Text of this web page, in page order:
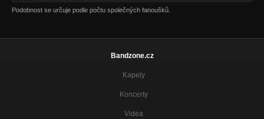
Špinavá Města
Podobnost se určuje podle počtu společných fanoušků.
Bandzone.cz
Kapely
Koncerty
Videa